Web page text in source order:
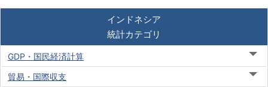
インドネシア
統計カテゴリ
GDP・国民経済計算
貿易・国際収支